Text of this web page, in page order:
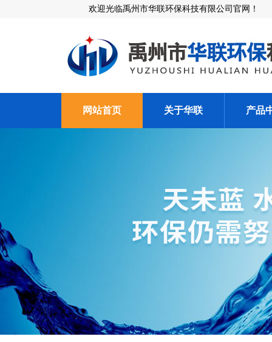
欢迎光临禹州市华联环保科技有限公司官网！
网站首页 关于华联 产品